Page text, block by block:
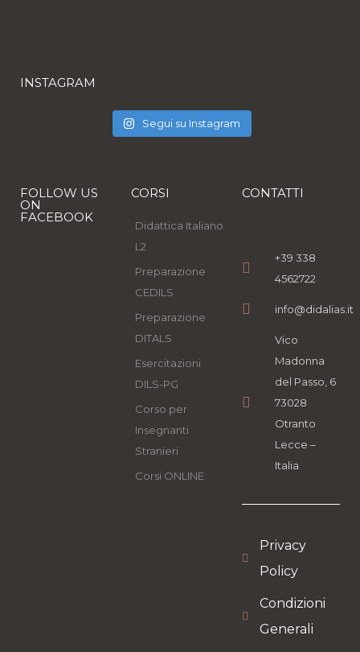
INSTAGRAM
Segui su Instagram
FOLLOW US
ON
FACEBOOK
CORSI
Didattica Italiano
L2
Preparazione
CEDILS
Preparazione
DITALS
Esercitazioni
DILS-PG
Corso per
Insegnanti
Stranieri
Corsi ONLINE
CONTATTI
+39 338
4562722
info@didalias.it
Vico
Madonna
del Passo, 6
73028
Otranto
Lecce –
Italia
Privacy
Policy
Condizioni
Generali